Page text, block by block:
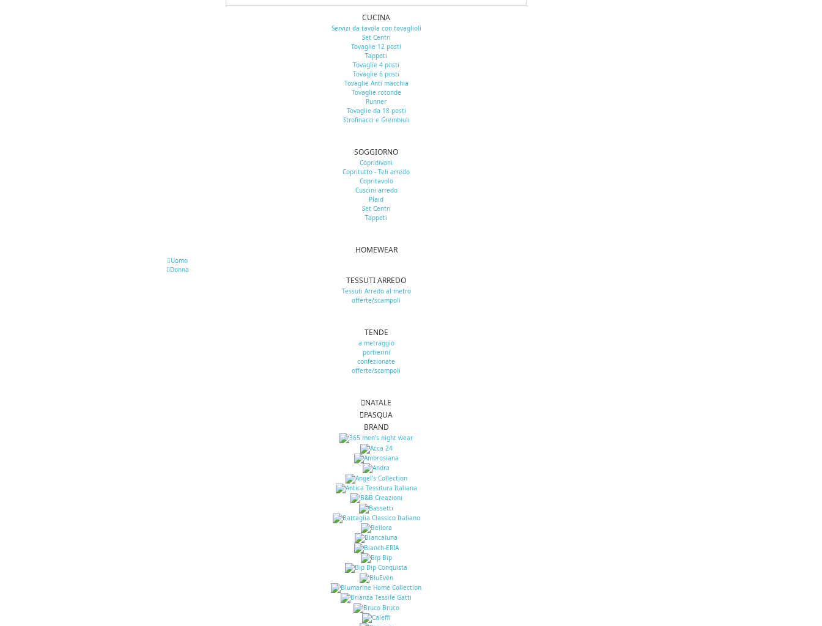
CUCINA
Servizi da tavola con tovaglioli
Set Centri
Tovaglie 12 posti
Tappeti
Tovaglie 4 posti
Tovaglie 6 posti
Tovaglie Anti macchia
Tovaglie rotonde
Runner
Tovaglie da 18 posti
Strofinacci e Grembiuli
SOGGIORNO
Copridivani
Copritutto - Teli arredo
Copritavolo
Cuscini arredo
Plaid
Set Centri
Tappeti
HOMEWEAR
Uomo
Donna
TESSUTI ARREDO
Tessuti Arredo al metro
offerte/scampoli
TENDE
a metraggio
portierini
confezionate
offerte/scampoli
NATALE
PASQUA
BRAND